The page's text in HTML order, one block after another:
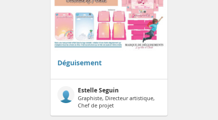
Déguisement
Estelle Seguin
Graphiste, Directeur artistique,
Chef de projet